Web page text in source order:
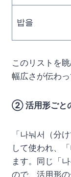
밥을
このリストを
幅広さが伝わっ
② 活用形ごと
「나눠서（分
して使われ、
ます。同じ「
ので、活用形